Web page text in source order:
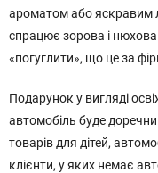
ароматом або яскравим
спрацює зорова і нюхова
«погуглити», що це за
Подарунок у вигляді
автомобіль буде
товарів для дітей,
клієнти, у яких немає